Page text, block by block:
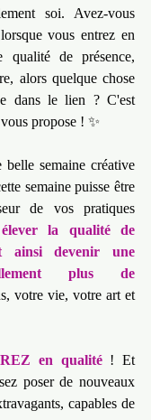
soi. Avez-vous
vous entrez en
qualité de présence,
alors quelque chose
dans le lien ? C'est
propose ! ✨
belle semaine créative
semaine puisse être
de vos pratiques
élever la qualité de
ainsi devenir une
plus de
votre vie, votre art et
en qualité ! Et
poser de nouveaux
capables de